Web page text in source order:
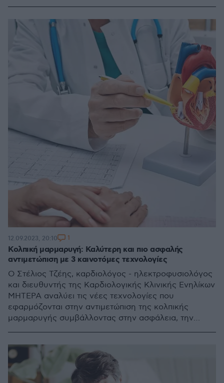
Κολπική μαρμαρυγή: Καλύτερη και πιο ασφαλής
αντιμετώπιση με 3 καινοτόμες τεχνολογίες
O Στέλιος Τζέης, καρδιολόγος - ηλεκτροφυσιολόγος
και διευθυντής της Καρδιολογικής Κλινικής Ενηλίκων
ΜΗΤΕΡΑ αναλύει τις νέες τεχνολογίες που
εφαρμόζονται στην αντιμετώπιση της κολπικής
μαρμαρυγής συμβάλλοντας στην ασφάλεια, την
12.09.2023, 20:10 1